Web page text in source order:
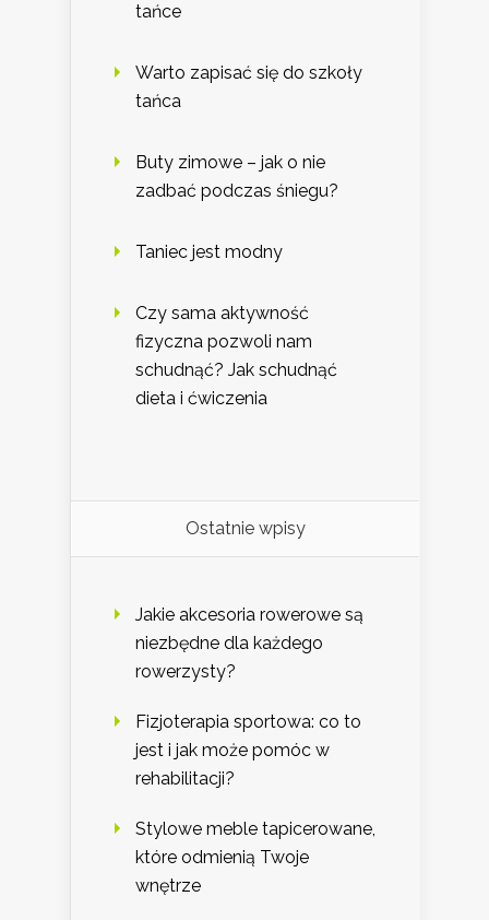
tańce
Warto zapisać się do szkoły
tańca
Buty zimowe – jak o nie
zadbać podczas śniegu?
Taniec jest modny
Czy sama aktywność
fizyczna pozwoli nam
schudnąć? Jak schudnąć
dieta i ćwiczenia
Ostatnie wpisy
Jakie akcesoria rowerowe są
niezbędne dla każdego
rowerzysty?
Fizjoterapia sportowa: co to
jest i jak może pomóc w
rehabilitacji?
Stylowe meble tapicerowane,
które odmienią Twoje
wnętrze